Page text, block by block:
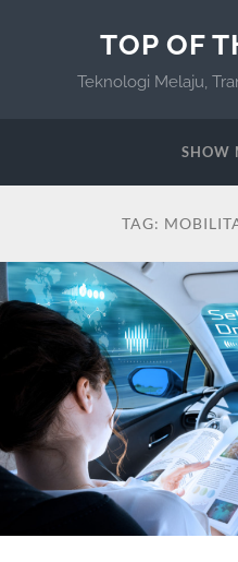
TOP OF
Teknologi Melaju,
SHOW
TAG: